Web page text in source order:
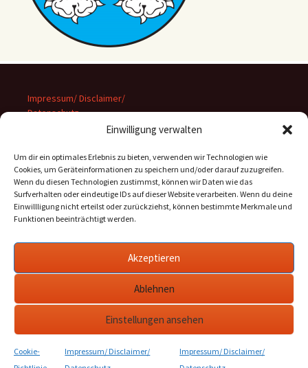
Einwilligung verwalten
Um dir ein optimales Erlebnis zu bieten, verwenden wir Technologien wie
Cookies, um Geräteinformationen zu speichern und/oder darauf zuzugreifen.
Wenn du diesen Technologien zustimmst, können wir Daten wie das
Surfverhalten oder eindeutige IDs auf dieser Website verarbeiten. Wenn du deine
Einwillligung nicht erteilst oder zurückziehst, können bestimmte Merkmale und
Funktionen beeinträchtigt werden.
Akzeptieren
Ablehnen
Einstellungen ansehen
Cookie-
Impressum/ Disclaimer/
Impressum/ Disclaimer/
Impressum/ Disclaimer/
Datenschutz
Suchen
nach:
Archiv
Stolz präsentiert von WordPress